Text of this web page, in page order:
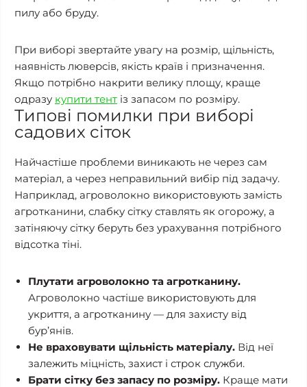
пилу або бруду.
При виборі звертайте увагу на розмір, щільність,
наявність люверсів, якість країв і призначення.
Якщо потрібно накрити велику площу, краще
одразу купити тент із запасом по розміру.
Типові помилки при виборі
садових сіток
Найчастіше проблеми виникають не через сам
матеріал, а через неправильний вибір під задачу.
Наприклад, агроволокно використовують замість
агротканини, слабку сітку ставлять як огорожу, а
затіняючу сітку беруть без урахування потрібного
відсотка тіні.
Плутати агроволокно та агротканину.
Агроволокно частіше використовують для
укриття, а агротканину — для захисту від
бур’янів.
Не враховувати щільність матеріалу. Від неї
залежить міцність, захист і строк служби.
Брати сітку без запасу по розміру. Краще мати